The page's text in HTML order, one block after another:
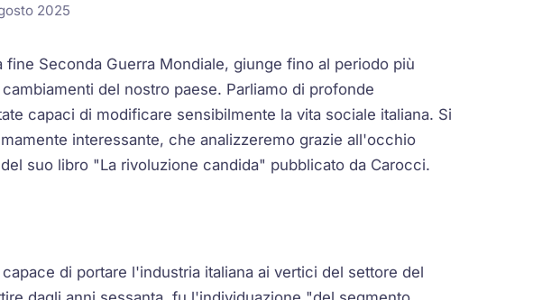
2025
fine Seconda Guerra Mondiale, giunge fino al periodo più
del nostro paese. Parliamo di profonde
capaci di modificare sensibilmente la vita sociale italiana. Si
interessante, che analizzeremo grazie all'occhio
suo libro "La rivoluzione candida" pubblicato da Carocci.
di portare l'industria italiana ai vertici del settore del